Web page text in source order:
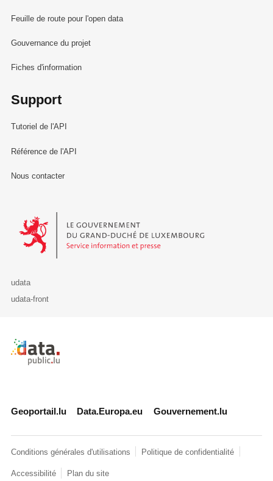
Feuille de route pour l'open data
Gouvernance du projet
Fiches d'information
Support
Tutoriel de l'API
Référence de l'API
Nous contacter
Le Gouvernement du Grand-Duché de Luxembourg - Service
udata
udata-front
Retour à l'accueil de data.public.lu
Geoportail.lu Data.Europa.eu Gouvernement.lu
Conditions générales d'utilisations Politique de confidentialité
Accessibilité Plan du site